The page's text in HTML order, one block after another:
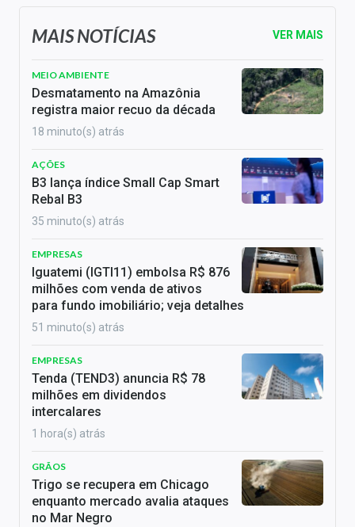
MAIS NOTÍCIAS VER MAIS
MEIO AMBIENTE
Desmatamento na Amazônia
registra maior recuo da década
18 minuto(s) atrás
AÇÕES
B3 lança índice Small Cap Smart
Rebal B3
35 minuto(s) atrás
EMPRESAS
Iguatemi (IGTI11) embolsa R$ 876
milhões com venda de ativos
para fundo imobiliário; veja detalhes
51 minuto(s) atrás
EMPRESAS
Tenda (TEND3) anuncia R$ 78
milhões em dividendos
intercalares
1 hora(s) atrás
GRÃOS
Trigo se recupera em Chicago
enquanto mercado avalia ataques
no Mar Negro